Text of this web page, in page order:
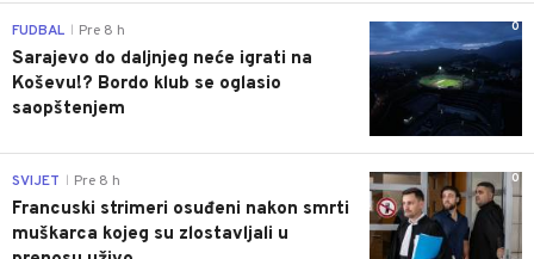
0
FUDBAL Pre 8 h
Sarajevo do daljnjeg neće igrati na
Koševu!? Bordo klub se oglasio
saopštenjem
0
SVIJET Pre 8 h
Francuski strimeri osuđeni nakon smrti
muškarca kojeg su zlostavljali u